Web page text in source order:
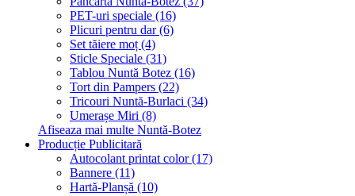
PET-uri speciale (16)
Plicuri pentru dar (6)
Set tăiere moț (4)
Sticle Speciale (31)
Tablou Nuntă Botez (16)
Tort din Pampers (22)
Tricouri Nuntă-Burlaci (34)
Umerașe Miri (8)
Afiseaza mai multe Nuntă-Botez
Producție Publicitară
Autocolant printat color (17)
Bannere (11)
Hartă-Planșă (10)